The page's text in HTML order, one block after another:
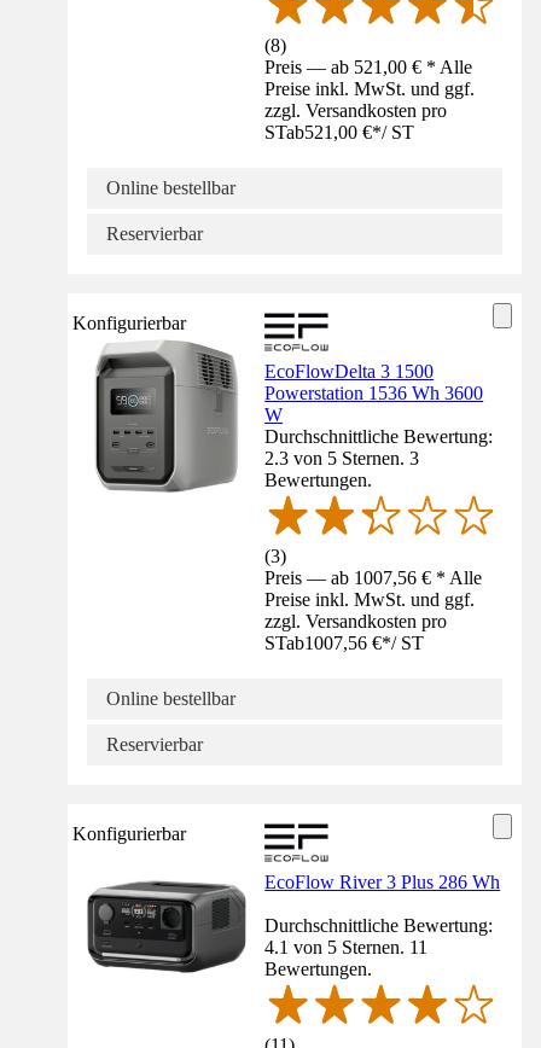
(8)
Preis — ab 521,00 € * Alle
Preise inkl. MwSt. und ggf.
zzgl. Versandkosten pro
STab521,00 €*/ ST
Online bestellbar
Reservierbar
Konfigurierbar
EcoFlowDelta 3 1500
Powerstation 1536 Wh 3600
W
Durchschnittliche Bewertung:
2.3 von 5 Sternen. 3
Bewertungen.
(3)
Preis — ab 1007,56 € * Alle
Preise inkl. MwSt. und ggf.
zzgl. Versandkosten pro
STab1007,56 €*/ ST
Online bestellbar
Reservierbar
Konfigurierbar
EcoFlow River 3 Plus 286 Wh
Durchschnittliche Bewertung:
4.1 von 5 Sternen. 11
Bewertungen.